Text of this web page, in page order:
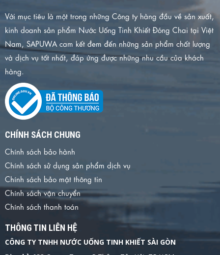
Với mục tiêu là một trong những Công ty hàng đầu về sản xuất,
kinh doanh sản phẩm Nước Uống Tinh Khiết Đóng Chai tại Việt
Nam, SAPUWA cam kết đem đến những sản phẩm chất lượng
và dịch vụ tốt nhất, đáp ứng được những nhu cầu của khách
hàng.
CHÍNH SÁCH CHUNG
Chính sách bảo hành
Chính sách sử dụng sản phẩm dịch vụ
Chính sách bảo mật thông tin
Chính sách vận chuyển
Chính sách thanh toán
THÔNG TIN LIÊN HỆ
CÔNG TY TNHH NƯỚC UỐNG TINH KHIẾT SÀI GÒN